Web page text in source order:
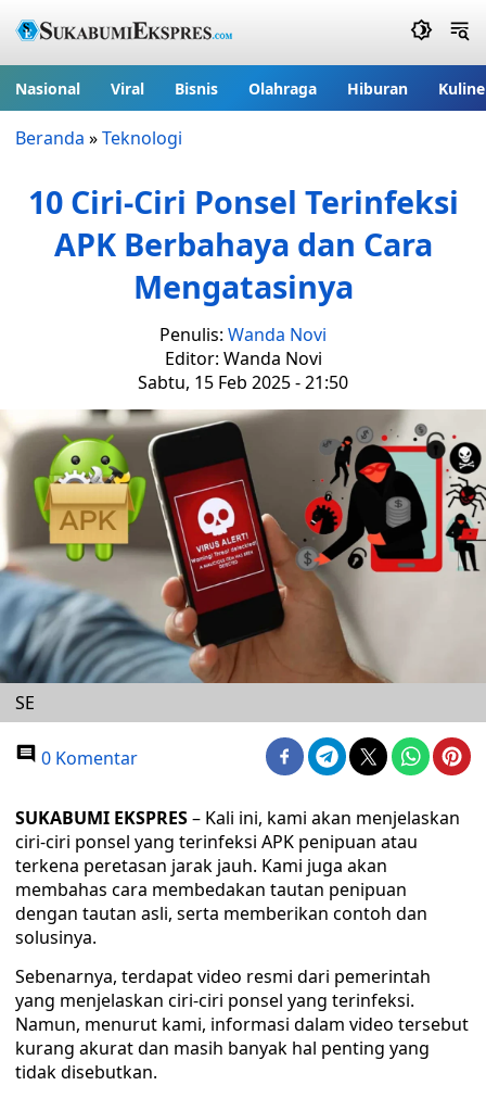
Nasional Viral Bisnis Olahraga Hiburan
Beranda »Teknologi
10 Ciri-Ciri Ponsel Terinfeksi
APK Berbahaya dan Cara
Mengatasinya
Penulis: Wanda Novi
Editor: Wanda Novi
Sabtu, 15 Feb 2025 - 21:50
SE
0 Komentar
SUKABUMI EKSPRES– Kali ini, kami akan menjelaskan
ciri-ciri ponsel yang terinfeksi APK penipuan atau
terkena peretasan jarak jauh. Kami juga akan
membahas cara membedakan tautan penipuan
dengan tautan asli, serta memberikan contoh dan
solusinya.
Sebenarnya, terdapat video resmi dari pemerintah
yang menjelaskan ciri-ciri ponsel yang terinfeksi.
Namun, menurut kami, informasi dalam video tersebut
kurang akurat dan masih banyak hal penting yang
tidak disebutkan.